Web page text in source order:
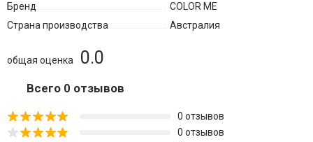
Бренд
COLOR ME
Страна производства
Австралия
0.0
общая оценка
Всего 0 отзывов
0 отзывов
0 отзывов